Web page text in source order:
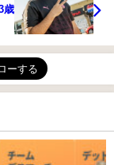
歳